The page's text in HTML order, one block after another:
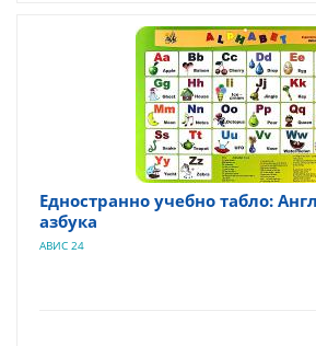
Едностранно учебно табло:
азбука
АВИС 24